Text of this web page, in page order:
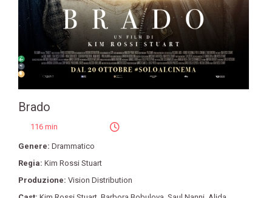
Brado
116 min
Genere: Drammatico
Regia: Kim Rossi Stuart
Produzione: Vision Distribution